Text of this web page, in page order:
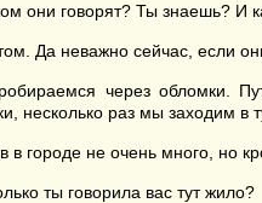
они говорят? Ты знаешь? И
Да неважно сейчас, если
через обломки.
несколько раз мы заходим в
в городе не очень много, но
ты говорила вас тут жило?